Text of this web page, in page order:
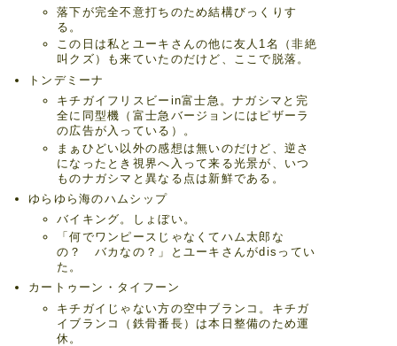
落下が完全不意打ちのため結構びっくりす
る。
この日は私とユーキさんの他に友人1名（非絶
叫クズ）も来ていたのだけど、ここで脱落。
トンデミーナ
キチガイフリスビーin富士急。ナガシマと完
全に同型機（富士急バージョンにはピザーラ
の広告が入っている）。
まぁひどい以外の感想は無いのだけど、逆さ
になったとき視界へ入って来る光景が、いつ
ものナガシマと異なる点は新鮮である。
ゆらゆら海のハムシップ
バイキング。しょぼい。
「何でワンピースじゃなくてハム太郎な
の？ バカなの？」とユーキさんがdisってい
た。
カートゥーン・タイフーン
キチガイじゃない方の空中ブランコ。キチガ
イブランコ（鉄骨番長）は本日整備のため運
休。